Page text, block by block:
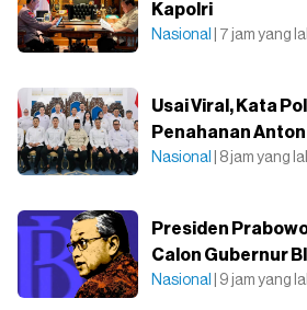
Kapolri
Nasional | 7 jam yang
Usai Viral, Kata
Penahanan
Nasional | 8 jam yang
Presiden
Calon Gubernur
Nasional | 9 jam yang